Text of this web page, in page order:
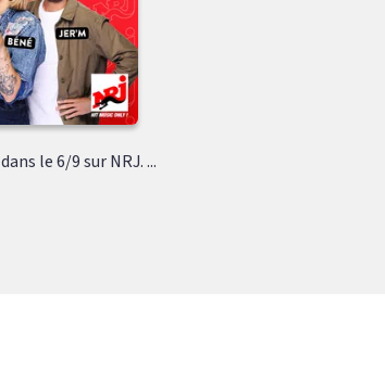
le 6/9 sur NRJ. ...